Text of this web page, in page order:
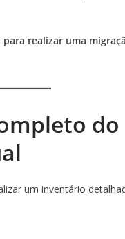
realizar uma
um inventário